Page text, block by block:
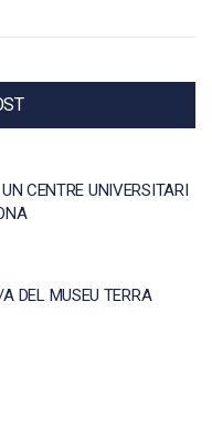
CENTRE UNIVERSITARI
DEL MUSEU TERRA